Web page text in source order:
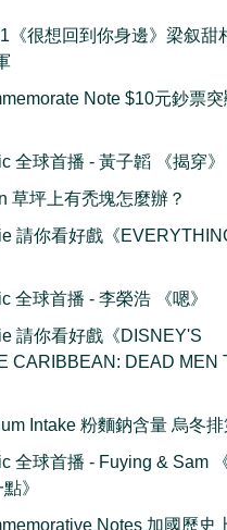
《很想回到你身邊》梁叙甜
Note $10元鈔票
全球首播 - 黃子韜 《揭穿》
草坪上有禿塊怎麼辦？
請你看好戲《
全球首播 - 李榮浩 《嗯》
請你看好戲《DISNEY'S
CARIBBEAN: DEAD MEN
Intake 粉麵鈉含量 烏冬
全球首播 - Fuying & Sam
》
Notes 加國歷史